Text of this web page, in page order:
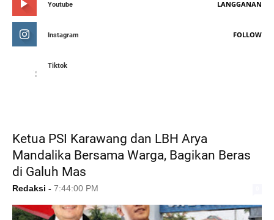
Youtube LANGGANAN
Instagram FOLLOW
Tiktok
Ketua PSI Karawang dan LBH Arya
Mandalika Bersama Warga, Bagikan Beras
di Galuh Mas
Redaksi - 7:44:00 PM